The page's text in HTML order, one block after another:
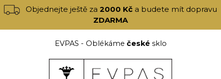
Objednejte ještě za2000 Kč a budete mít dopravu
ZDARMA
EVPAS - Oblékáme českésklo